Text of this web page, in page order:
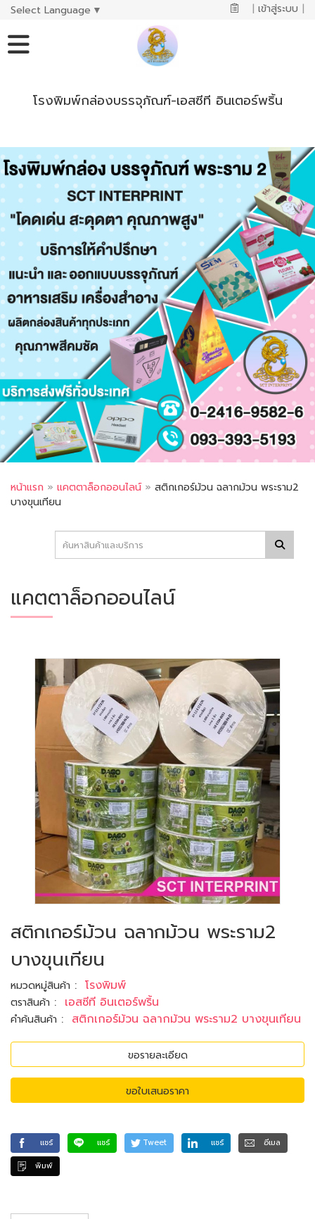
Select Language ▼ | เข้าสู่ระบบ |
โรงพิมพ์กล่องบรรจุภัณฑ์-เอสซีที อินเตอร์พริ้น
หน้าแรก » แคตตาล็อกออนไลน์ » สติกเกอร์ม้วน ฉลากม้วน พระราม2
บางขุนเทียน
แคตตาล็อกออนไลน์
สติกเกอร์ม้วน ฉลากม้วน พระราม2
บางขุนเทียน
หมวดหมู่สินค้า : โรงพิมพ์
ตราสินค้า : เอสซีที อินเตอร์พริ้น
คำค้นสินค้า : สติกเกอร์ม้วน ฉลากม้วน พระราม2 บางขุนเทียน
ขอรายละเอียด
ขอใบเสนอราคา
แชร์ แชร์ Tweet แชร์
อีเมล
พิมพ์